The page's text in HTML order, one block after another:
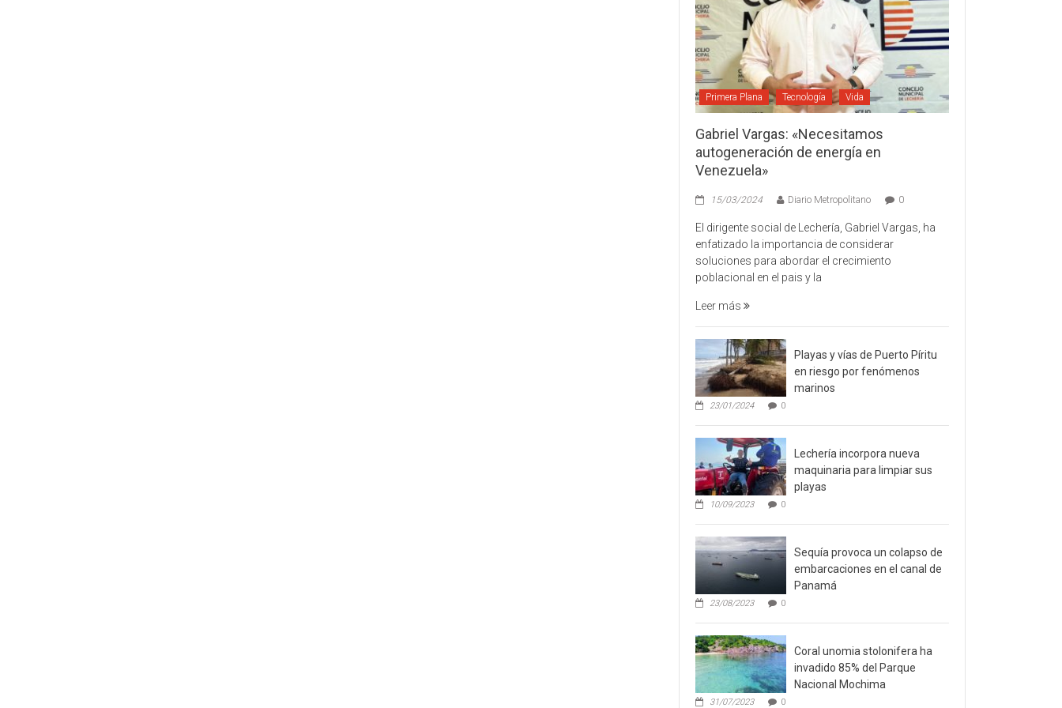
Primera Plana Tecnología Vida
Gabriel Vargas: «Necesitamos
autogeneración de energía en
Venezuela»
15/03/2024 Diario Metropolitano 0
El dirigente social de Lechería, Gabriel Vargas, ha
enfatizado la importancia de considerar
soluciones para abordar el crecimiento
poblacional en el pais y la
Leer más
Playas y vías de Puerto Píritu
en riesgo por fenómenos
marinos
23/01/2024 0
Lechería incorpora nueva
maquinaria para limpiar sus
playas
10/09/2023 0
Sequía provoca un colapso de
embarcaciones en el canal de
Panamá
23/08/2023 0
Coral unomia stolonifera ha
invadido 85% del Parque
Nacional Mochima
31/07/2023 0